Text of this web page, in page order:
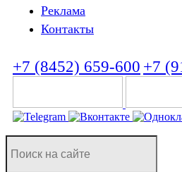
Реклама
Контакты
+7 (8452) 659-600 +7